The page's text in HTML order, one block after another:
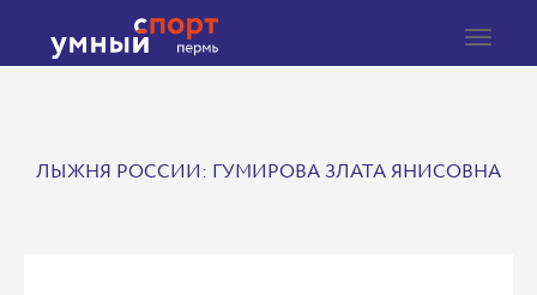
Toggle
ЛЫЖНЯ РОССИИ: ГУМИРОВА ЗЛАТА ЯНИСОВНА